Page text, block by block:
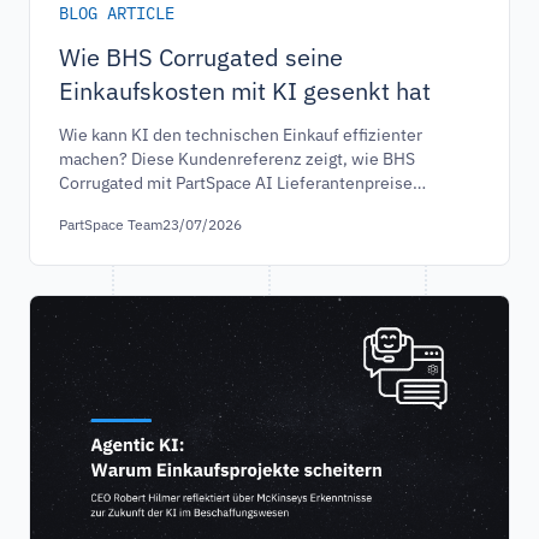
BLOG ARTICLE
Wie BHS Corrugated seine
Einkaufskosten mit KI gesenkt hat
Wie kann KI den technischen Einkauf effizienter
machen? Diese Kundenreferenz zeigt, wie BHS
Corrugated mit PartSpace AI Lieferantenpreise
datenbasierte Entscheidungen messbare Einsparungen
PartSpace Team23/07/2026